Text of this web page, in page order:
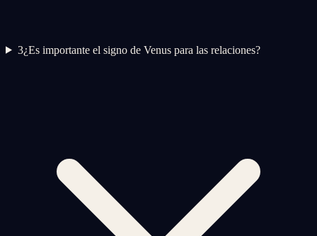
3¿Es importante el signo de Venus para las relaciones?